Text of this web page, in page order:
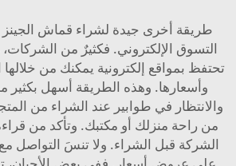
طريقة أخرى جيدة لشراء قماش
التسوق الإلكتروني. فكثيرٌ من
تحتفظ بمواقع إلكترونية يمكنك من خلالها
وأسعارها. وهذه الطريقة أسهل بكثير
والانتظار في طوابير عند الشراء من
من راحة منزلك أو مكتبك. وتأكد من
الشركة قبل الشراء. ولا تنسَ التواصل